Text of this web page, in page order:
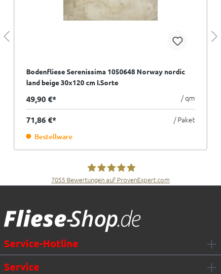
Bodenfliese Serenissima 1050648 Norway nordic
land beige 30x120 cm I.Sorte
49,90 €* / qm
71,86 €* / Paket
Bestellware
7055 Bewertungen auf ProvenExpert.com
Service-Hotline
Service